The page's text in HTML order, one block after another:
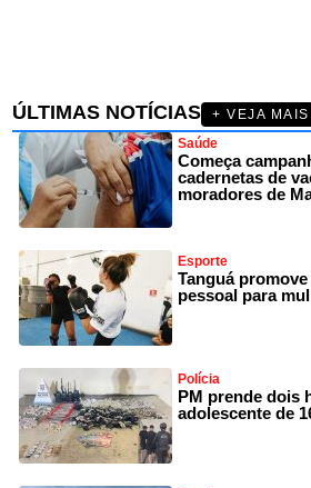
ÚLTIMAS NOTÍCIAS
+ VEJA MAIS
Saúde
Começa
cadernetas de
moradores de
Esporte
Tanguá
pessoal para
Polícia
PM prende dois
adolescente de